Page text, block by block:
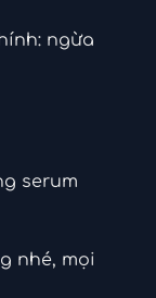
ngừa
serum
nhé, mọi